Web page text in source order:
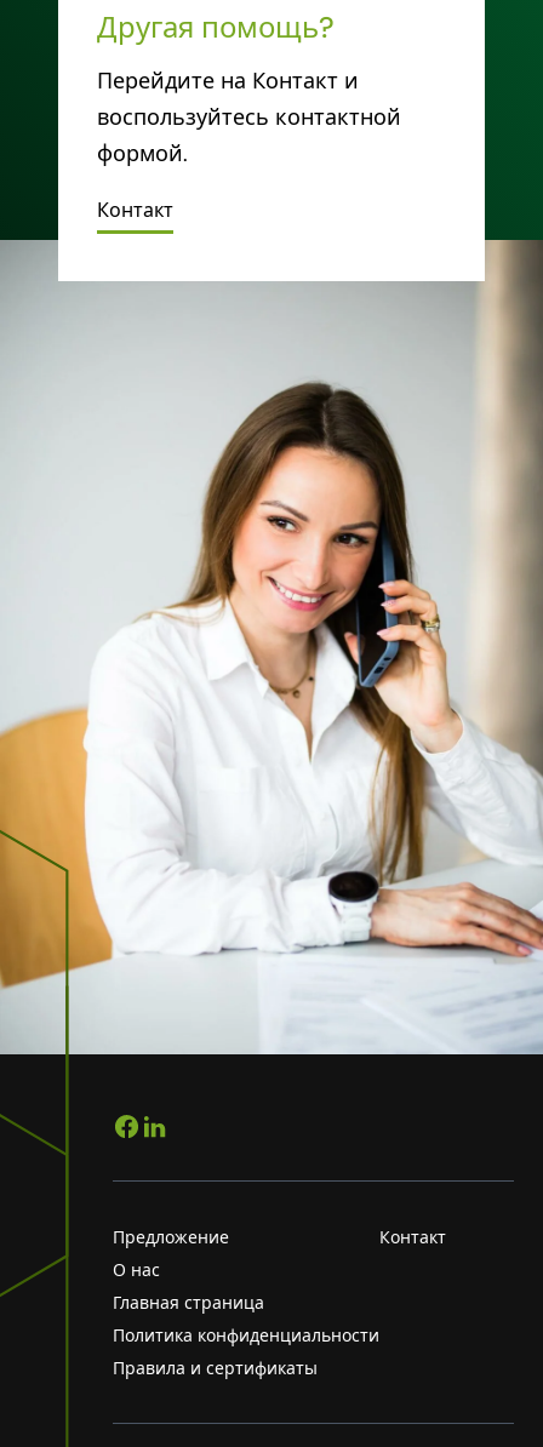
Другая помощь?
Перейдите на Контакт и
воспользуйтесь контактной
формой.
Контакт
Предложение
О нас
Главная страница
Политика конфиденциальности
Правила и сертификаты
Контакт